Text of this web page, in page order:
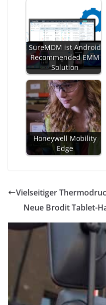
SureMDM ist Android
Recommended EMM
Solution
Honeywell Mobility
Edge
Vielseitiger
Neue Brodit Tablet-